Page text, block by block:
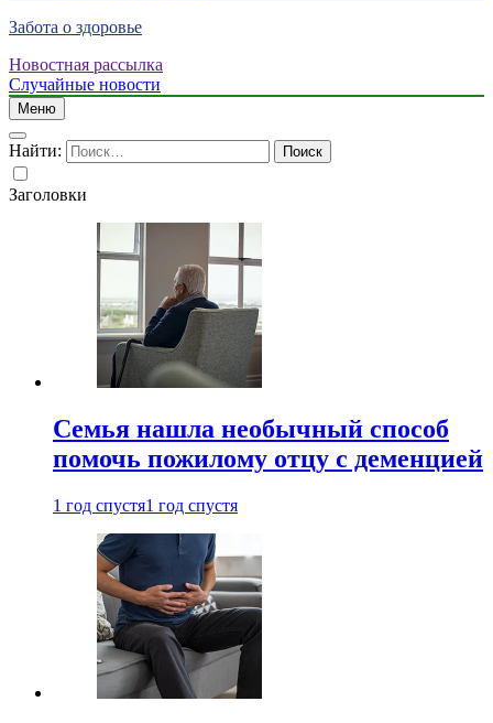
Забота о здоровье
Новостная рассылка
Случайные новости
Меню
Найти:
Заголовки
Семья нашла необычный способ
помочь пожилому отцу с деменцией
1 год спустя1 год спустя